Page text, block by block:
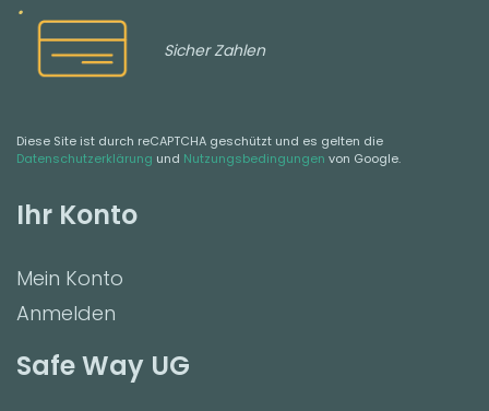
Sicher Zahlen
Diese Site ist durch reCAPTCHA geschützt und es gelten die
Datenschutzerklärung und Nutzungsbedingungen von Google.
Safe Way UG
Ihr Konto
Mein Konto
Anmelden